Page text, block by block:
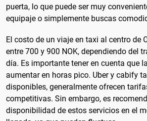
puerta, lo que puede ser muy
equipaje o simplemente buscas
El costo de un viaje en taxi al centro de
entre 700 y 900 NOK, dependiendo del
día. Es importante tener en cuenta que
aumentar en horas pico. Uber y cabify
disponibles, generalmente ofrecen
competitivas. Sin embargo, es
disponibilidad de estos servicios en el